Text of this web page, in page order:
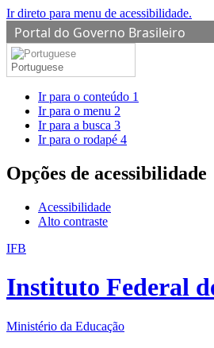
Ir direto para menu de acessibilidade.
Portal do Governo Brasileiro
Portuguese
Ir para o conteúdo 1
Ir para o menu 2
Ir para a busca 3
Ir para o rodapé 4
Opções de acessibilidade
Acessibilidade
Alto contraste
IFB
Instituto Federal
Ministério da Educação